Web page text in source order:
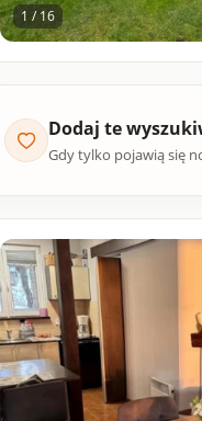
1 / 16
Dodaj te
Gdy tylko pojawią się